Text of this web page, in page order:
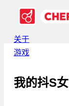
关于
游戏
我的抖S